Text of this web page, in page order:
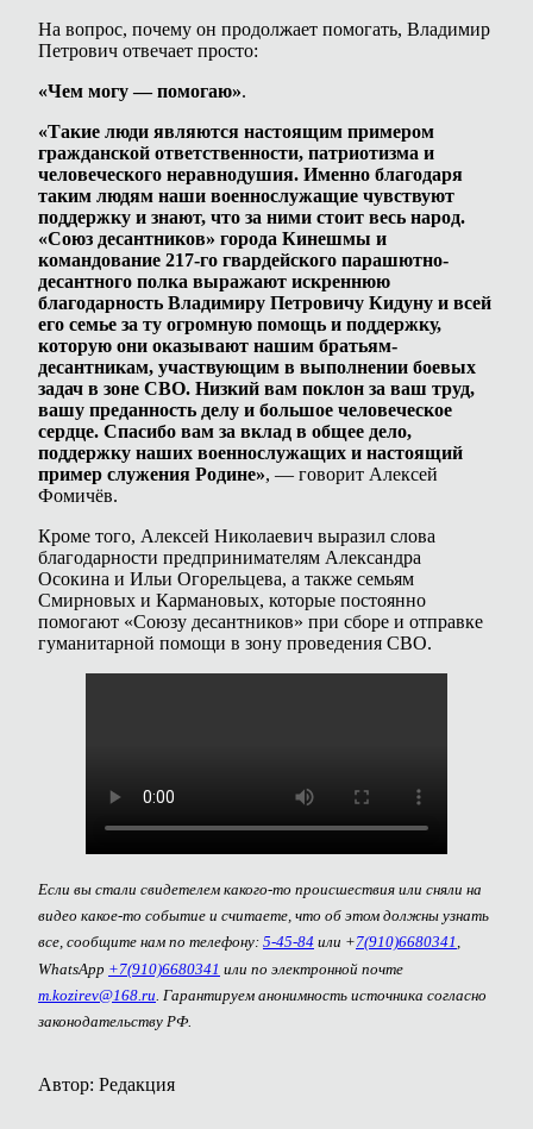
На вопрос, почему он продолжает помогать, Владимир
Петрович отвечает просто:
«Чем могу — помогаю».
«Такие люди являются настоящим примером
гражданской ответственности, патриотизма и
человеческого неравнодушия. Именно благодаря
таким людям наши военнослужащие чувствуют
поддержку и знают, что за ними стоит весь народ.
«Союз десантников» города Кинешмы и
командование 217-го гвардейского парашютно-
десантного полка выражают искреннюю
благодарность Владимиру Петровичу Кидуну и всей
его семье за ту огромную помощь и поддержку,
которую они оказывают нашим братьям-
десантникам, участвующим в выполнении боевых
задач в зоне СВО. Низкий вам поклон за ваш труд,
вашу преданность делу и большое человеческое
сердце. Спасибо вам за вклад в общее дело,
поддержку наших военнослужащих и настоящий
пример служения Родине», — говорит Алексей
Фомичёв.
Кроме того, Алексей Николаевич выразил слова
благодарности предпринимателям Александра
Осокина и Ильи Огорельцева, а также семьям
Смирновых и Кармановых, которые постоянно
помогают «Союзу десантников» при сборе и отправке
гуманитарной помощи в зону проведения СВО.
Если вы стали свидетелем какого-то происшествия или сняли на
видео какое-то событие и считаете, что об этом должны узнать
все, сообщите нам по телефону: 5-45-84 или +7(910)6680341 ,
WhatsApp +7(910)6680341 или по электронной почте
m.kozirev@168.ru . Гарантируем анонимность источника согласно
законодательству РФ.
Автор: Редакция